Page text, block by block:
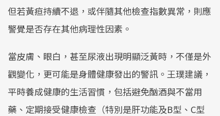
但若黃疸持續不退，或伴隨其他檢查指數異常，則應
警覺是否存在其他病理性因素。
當皮膚、眼白，甚至尿液出現明顯泛黃時，不僅是外
觀變化，更可能是身體健康發出的警訊。王璞建議，
平時養成健康的生活習慣，包括避免酗酒與不當用
藥、定期接受健康檢查（特別是肝功能及B型、C型